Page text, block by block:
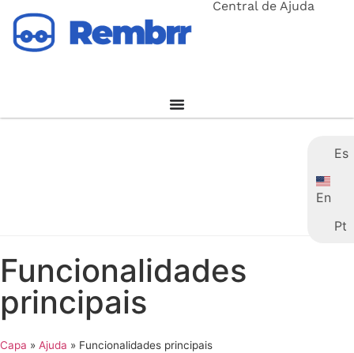
Central de Ajuda
Funcionalidades
principais
Capa » Ajuda » Funcionalidades principais
Es
En
Pt